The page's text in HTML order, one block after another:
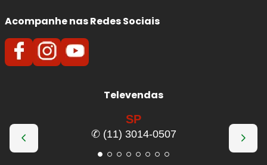
Acompanhe nas Redes Sociais
Televendas
SP
✆ (11) 3014-0507